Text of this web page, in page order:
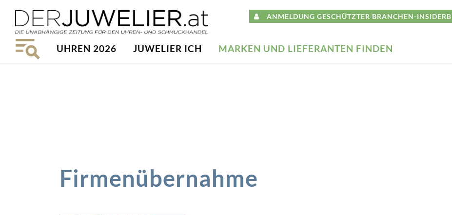
ANMELDUNG GESCHÜTZTER BRANCHEN-
UHREN 2026 JUWELIER ICH MARKEN UND LIEFERANTEN FINDEN
Firmenübernahme